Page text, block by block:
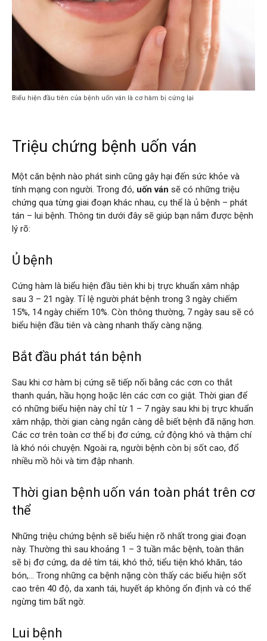
Biểu hiện đầu tiên của bệnh uốn ván là cơ hàm bị cứng lại
Triệu chứng bệnh uốn ván
Một căn bệnh nào phát sinh cũng gây hại đến sức khỏe và
tính mạng con người. Trong đó, uốn ván sẽ có những triệu
chứng qua từng giai đoạn khác nhau, cụ thể là ủ bệnh – phát
tán – lui bệnh. Thông tin dưới đây sẽ giúp bạn nắm được bệnh
lý rõ:
Ủ bệnh
Cứng hàm là biểu hiện đầu tiên khi bị trực khuẩn xâm nhập
sau 3 – 21 ngày. Tỉ lệ người phát bệnh trong 3 ngày chiếm
15%, 14 ngày chiếm 10%. Còn thông thường, 7 ngày sau sẽ có
biểu hiện đầu tiên và càng nhanh thấy càng nặng.
Bắt đầu phát tán bệnh
Sau khi cơ hàm bị cứng sẽ tiếp nối bằng các cơn co thắt
thanh quản, hầu họng hoặc lên các cơn co giật. Thời gian để
có những biểu hiện này chỉ từ 1 – 7 ngày sau khi bị trực khuẩn
xâm nhập, thời gian càng ngắn càng dễ biết bệnh đã nặng hơn.
Các cơ trên toàn cơ thể bị đơ cứng, cử động khó và thậm chí
là khó nói chuyện. Ngoài ra, người bệnh còn bị sốt cao, đổ
nhiều mồ hôi và tim đập nhanh.
Thời gian bệnh uốn ván toàn phát trên cơ
thể
Những triệu chứng bệnh sẽ biểu hiện rõ nhất trong giai đoạn
này. Thường thì sau khoảng 1 – 3 tuần mắc bệnh, toàn thân
sẽ bị đơ cứng, da dẻ tím tái, khó thở, tiểu tiện khó khăn, táo
bón,… Trong những ca bệnh nặng còn thấy các biểu hiện sốt
cao trên 40 độ, da xanh tái, huyết áp không ổn định và có thể
ngừng tim bất ngờ.
Lui bệnh